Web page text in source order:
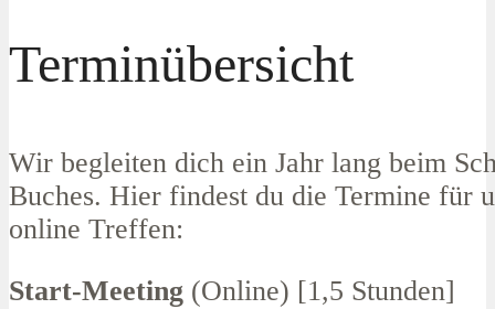
Terminübersicht
Wir begleiten dich ein Jahr lang beim
Buches. Hier findest du die Termine für
online Treffen:
Start-Meeting (Online) [1,5 Stunden]